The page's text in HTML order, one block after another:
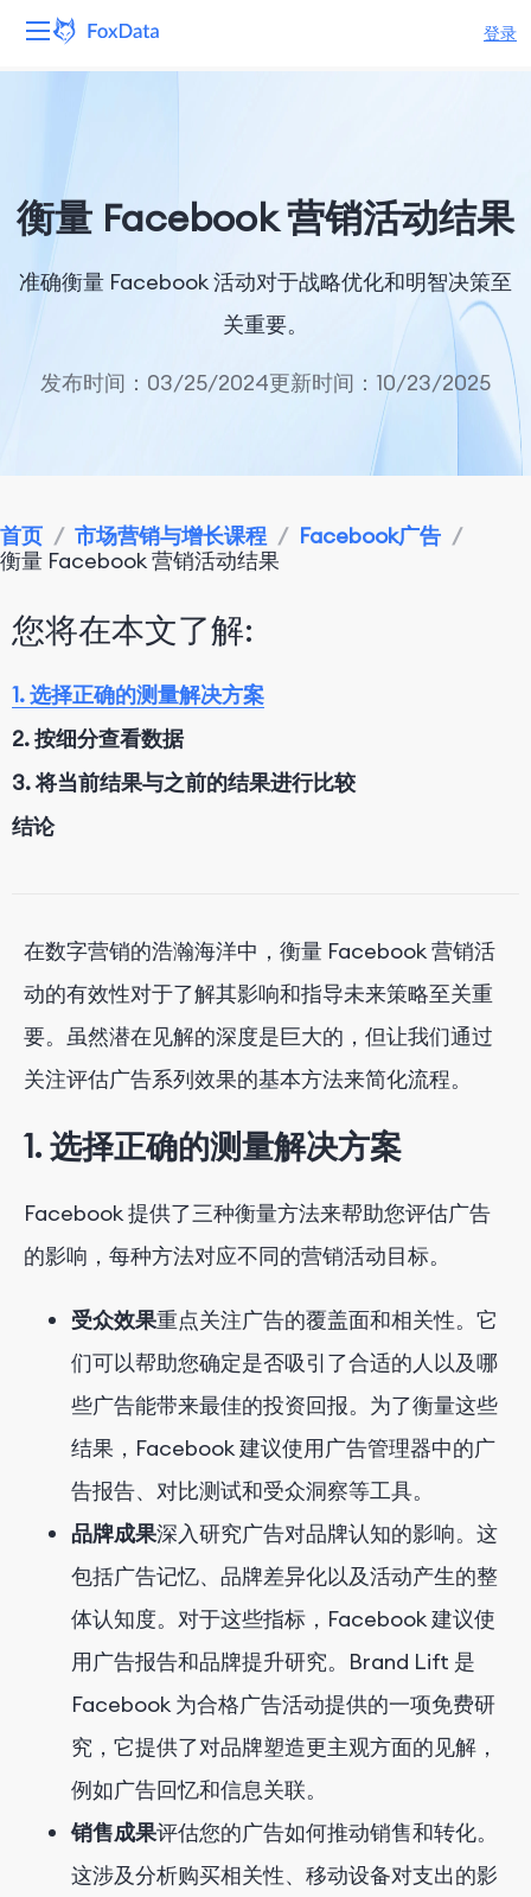
登录
解决方案
资源
衡量 Facebook 营销活动结果
准确衡量 Facebook 活动对于战略优化和明智决策至
关重要。
发布时间：03/25/2024更新时间：10/23/2025
首页 / 市场营销与增长课程 / Facebook广告 /
衡量 Facebook 营销活动结果
您将在本文了解:
1. 选择正确的测量解决方案
2. 按细分查看数据
3. 将当前结果与之前的结果进行比较
结论
在数字营销的浩瀚海洋中，衡量 Facebook 营销活
动的有效性对于了解其影响和指导未来策略至关重
要。虽然潜在见解的深度是巨大的，但让我们通过
关注评估广告系列效果的基本方法来简化流程。
1. 选择正确的测量解决方案
Facebook 提供了三种衡量方法来帮助您评估广告
的影响，每种方法对应不同的营销活动目标。
受众效果重点关注广告的覆盖面和相关性。它
们可以帮助您确定是否吸引了合适的人以及哪
些广告能带来最佳的投资回报。为了衡量这些
结果，Facebook 建议使用广告管理器中的广
告报告、对比测试和受众洞察等工具。
品牌成果深入研究广告对品牌认知的影响。这
包括广告记忆、品牌差异化以及活动产生的整
体认知度。对于这些指标，Facebook 建议使
用广告报告和品牌提升研究。Brand Lift 是
Facebook 为合格广告活动提供的一项免费研
究，它提供了对品牌塑造更主观方面的见解，
例如广告回忆和信息关联。
销售成果评估您的广告如何推动销售和转化。
这涉及分析购买相关性、移动设备对支出的影